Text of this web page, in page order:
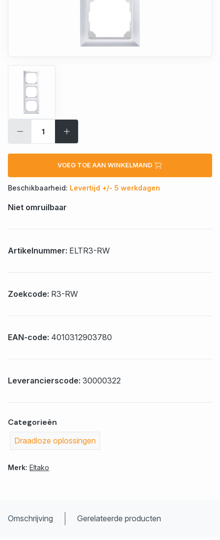
VOEG TOE AAN WINKELMAND
Beschikbaarheid: Levertijd +/- 5 werkdagen
Niet omruilbaar
Artikelnummer: ELTR3-RW
Zoekcode: R3-RW
EAN-code: 4010312903780
Leverancierscode: 30000322
Categorieën
Draadloze oplossingen
Merk: Eltako
Omschrijving Gerelateerde producten